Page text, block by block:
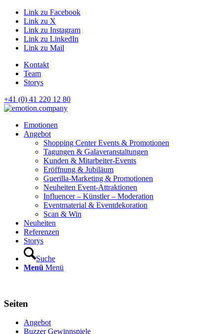
Link zu Facebook
Link zu X
Link zu Instagram
Link zu LinkedIn
Link zu Mail
Kontakt
Team
Storys
+41 (0) 41 220 12 80
Hauptnavigation
Emotionen
Angebot
Shopping Center Events & Promotionen
Tagungen & Galaveranstaltungen
Kunden & Mitarbeiter-Events
Eröffnung & Jubiläum
Guerilla-Marketing & Promotionen
Neuheiten Event-Attraktionen
Influencer – Künstler – Moderation
Eventmaterial & Eventdekoration
Scan & Win
Neuheiten
Referenzen
Storys
Suche
Menü Menü
Seiten
Angebot
Buzzer Gewinnspiele